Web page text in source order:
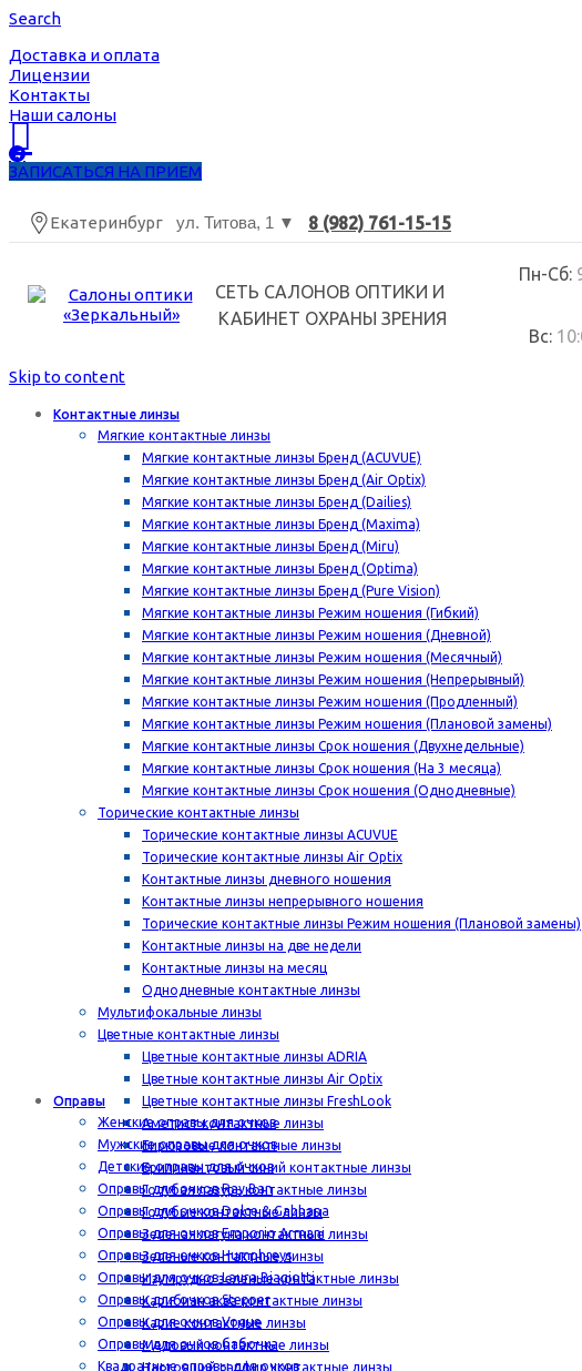
Search
Доставка и оплата
Лицензии
Контакты
Наши салоны
ЗАПИСАТЬСЯ НА ПРИЕМ
Екатеринбург ул. Титова, 1 ▼ 8 (982) 761-15-15
СЕТЬ САЛОНОВ ОПТИКИ И
КАБИНЕТ ОХРАНЫ ЗРЕНИЯ
Пн-Сб:
Вс:
Skip to content
Контактные линзы
Мягкие контактные линзы
Мягкие контактные линзы Бренд (ACUVUE)
Мягкие контактные линзы Бренд (Air Optix)
Мягкие контактные линзы Бренд (Dailies)
Мягкие контактные линзы Бренд (Maxima)
Мягкие контактные линзы Бренд (Miru)
Мягкие контактные линзы Бренд (Optima)
Мягкие контактные линзы Бренд (Pure Vision)
Мягкие контактные линзы Режим ношения (Гибкий)
Мягкие контактные линзы Режим ношения (Дневной)
Мягкие контактные линзы Режим ношения (Месячный)
Мягкие контактные линзы Режим ношения (Непрерывный)
Мягкие контактные линзы Режим ношения (Продленный)
Мягкие контактные линзы Режим ношения (Плановой замены)
Мягкие контактные линзы Срок ношения (Двухнедельные)
Мягкие контактные линзы Срок ношения (На 3 месяца)
Мягкие контактные линзы Срок ношения (Однодневные)
Торические контактные линзы
Торические контактные линзы ACUVUE
Торические контактные линзы Air Optix
Контактные линзы дневного ношения
Контактные линзы непрерывного ношения
Торические контактные линзы Режим ношения (Плановой замены)
Контактные линзы на две недели
Контактные линзы на месяц
Однодневные контактные линзы
Мультифокальные линзы
Цветные контактные линзы
Цветные контактные линзы ADRIA
Цветные контактные линзы Air Optix
Цветные контактные линзы FreshLook
Аметист контактные линзы
Бирюзовые контактные линзы
Бриллиантовый синий контактные линзы
Голубая лазурь контактные линзы
Голубые контактные линзы
Зеленая лагуна контактные линзы
Зеленые контактные линзы
Изумрудно зеленые контактные линзы
Карибиан аква контактные линзы
Карие контактные линзы
Медовый контактные линзы
Настоящий сапфир контактные линзы
Оправы
Женские оправы для очков
Мужские оправы для очков
Детские оправы для очков
Оправы для очков Ray Ban
Оправы для очков Dolce & Gabbana
Оправы для очков Emporio Armani
Оправы для очков Humphreys
Оправы для очков Laura Biagiotti
Оправы для очков Stepper
Оправы для очков Vogue
Оправы для очков бабочка
Квадратные оправы для очков